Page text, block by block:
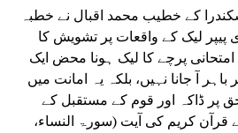
کے خطیب محمد اقبال نے خطبہ
لیک کے واقعات پر تشویش کا
پرچے کا لیک ہونا محض ایک
آ جانا نہیں، بلکہ یہ امانت میں
پر ڈاکہ اور قوم کے مستقبل کے
قرآن کریم کی آیت (سورۃ النساء،